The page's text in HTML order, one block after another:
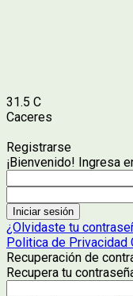
31.5 C
Caceres
Registrarse
¡Bienvenido! Ingresa
¿Olvidaste tu
Politica de Privacidad
Recuperación de
Recupera tu